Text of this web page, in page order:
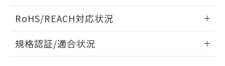
ドすることができます。
ログイン/会員登録
RoHS/REACH対応状況
EU RoHS 注意事項・凡例
規格認証/適合状況
物質の対応では、対応完了までの期間は出
荷製品に未対応品が混在することから備考
欄に対応日を記載しておりました。
既に当社にて対応品への在庫切替を完了